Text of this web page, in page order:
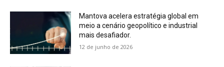
Mantova acelera estratégia global em
meio a cenário geopolítico e industrial
mais desafiador.
12 de junho de 2026